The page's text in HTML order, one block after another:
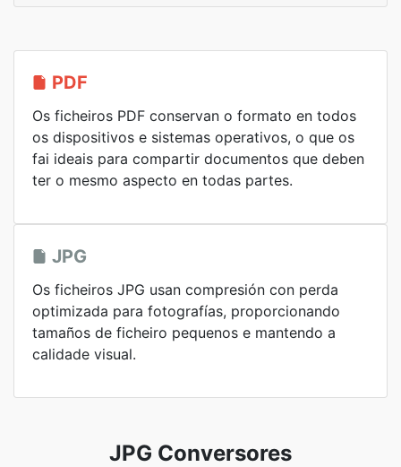
PDF
Os ficheiros PDF conservan o formato en todos
os dispositivos e sistemas operativos, o que os
fai ideais para compartir documentos que deben
ter o mesmo aspecto en todas partes.
JPG
Os ficheiros JPG usan compresión con perda
optimizada para fotografías, proporcionando
tamaños de ficheiro pequenos e mantendo a
calidade visual.
JPG Conversores